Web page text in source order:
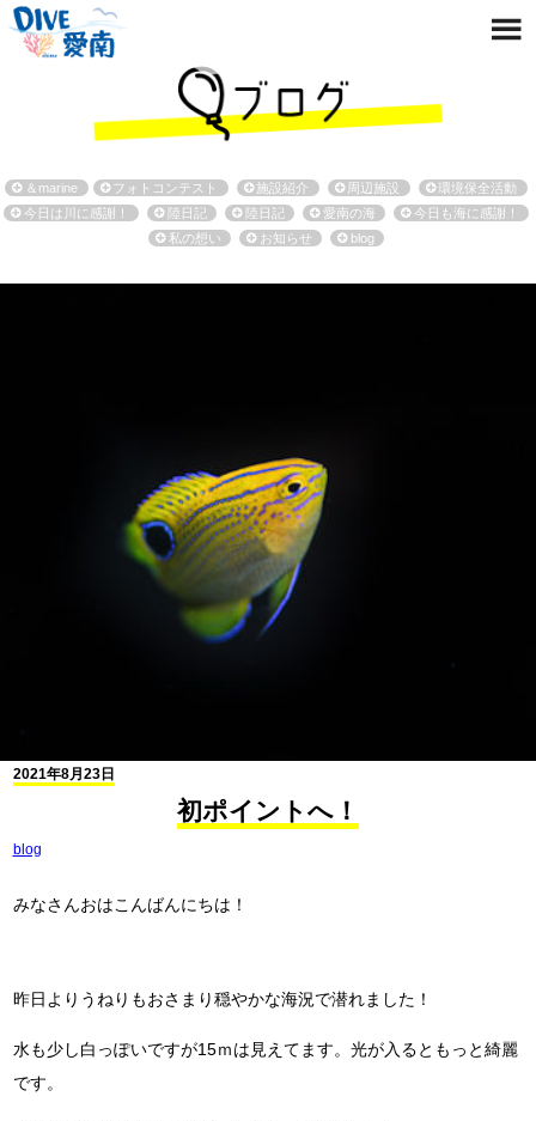
＆marine フォトコンテスト 施設紹介 周辺施設
環境保全活動
今日は川に感謝！
陸日記 陸日記 愛南の海
今日も海に感謝！
私の想い
お知らせ blog
2021年8月23日
初ポイントへ！
blog
みなさんおはこんばんにちは！
昨日よりうねりもおさまり穏やかな海況で潜れました！
水も少し白っぽいですが15ｍは見えてます。光が入るともっと綺麗
です。